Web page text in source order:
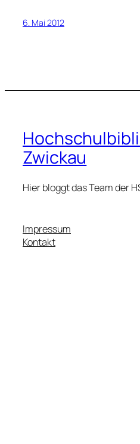
6. Mai 2012
Zwickau
Hier bloggt das Team der
Impressum
Kontakt